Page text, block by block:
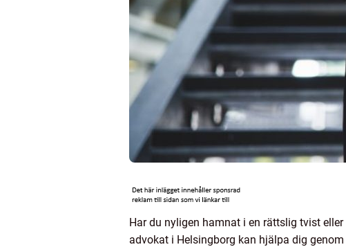
Har du nyligen hamnat i en rättslig tvist
advokat i Helsingborg kan hjälpa dig